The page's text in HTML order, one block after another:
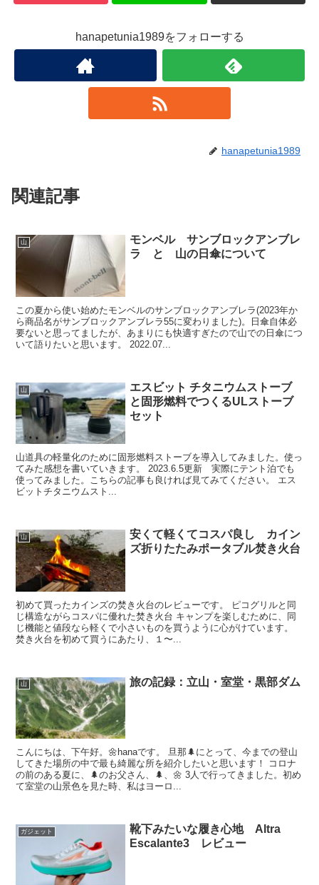
hanapetunia1989をフォローする
hanapetunia1989
関連記事
山
モンベル サンブロックアンブレ
ラ と 山の日傘について
この夏から使い始めたモンベルのサンブロックアンブレラ(2023年か
ら商品名がサンブロックアンブレラ55に変わりました)。日傘自体必
要ないと思ってましたが、あまりにも快適すぎたので山での日傘につ
いて語りたいと思います。 2022.07...
山
エスビット チタニウムストーブ
と固形燃料でつくるULストーブ
セット
山道具の軽量化のために固形燃料ストーブを導入してみました。使っ
てみた感想を書いていきます。 2023.6.5更新 実際にテント泊でも
使ってみました。こちらの記事も良ければ見てみてください。 エス
ビットチタニウムスト...
山
安くて軽くてコスパ良し カイン
ズ折りたたみポータブル焚き火台
初めて買ったカインズの焚き火台のレビューです。 ピコグリルと同
じ構造ながらコスパに優れた焚き火台 キャンプを楽しむために、同
じ機能と値段なら軽くで小さいものを買うように心がけています。
焚き火台を初めて買うにあたり、１〜...
山 旅の記録：立山・室堂・黒部ダム
こんにちは、下午好。🌼hanaです。 旦那🌲にとって、今までの登山
してきた場所の中で最も綺麗な所を紹介したいと思います！ コロナ
の前のある夏に、🌲のお父さん、🌲、🌼 3人で行ってきました。初め
て室堂の山景色を見た時、私はヨーロ...
ガジェット
靴下みたいな履き心地 Altra
Escalante3 レビュー